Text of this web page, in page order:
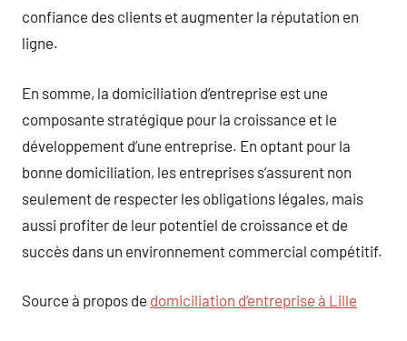
confiance des clients et augmenter la réputation en
ligne.
En somme, la domiciliation d’entreprise est une
composante stratégique pour la croissance et le
développement d’une entreprise. En optant pour la
bonne domiciliation, les entreprises s’assurent non
seulement de respecter les obligations légales, mais
aussi profiter de leur potentiel de croissance et de
succès dans un environnement commercial compétitif.
Source à propos de domiciliation d’entreprise à Lille